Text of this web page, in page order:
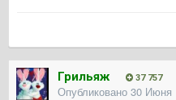
Грильяж 37 757
Опубликовано 30 Июня